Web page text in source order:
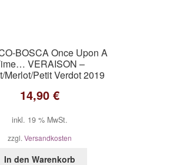
BOSCA Once Upon A
VERAISON –
Merlot/Petit Verdot 2019
14,90 €
inkl. 19 % MwSt.
zzgl. Versandkosten
In den Warenkorb